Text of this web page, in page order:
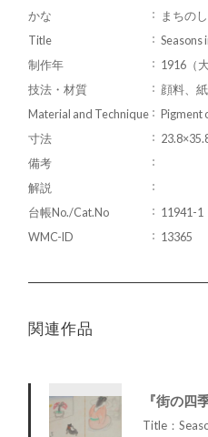
かな
まちの
Title
Seasons
制作年
1916（
技法・材質
顔料、紙
Material and Technique
Pigment
寸法
備考
解説
台帳No./Cat.No
11941-1
WMC-ID
13365
関連作品
『街の四
Title：